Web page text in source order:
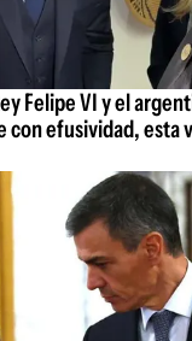
Felipe VI y el
con efusividad, esta